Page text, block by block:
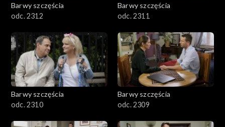
Barwy szczęścia
odc. 2312
Barwy szczęścia
odc. 2311
Barwy szczęścia
odc. 2310
Barwy szczęścia
odc. 2309